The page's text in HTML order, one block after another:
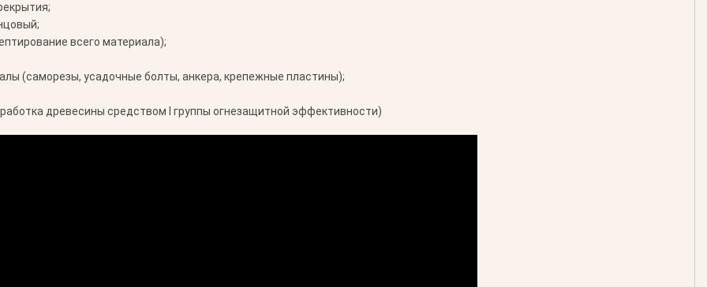
всего материала);
(саморезы, усадочные болты, анкера, крепежные пластины);
древесины средством I группы огнезащитной эффективности)